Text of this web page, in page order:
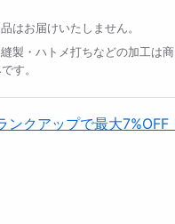
はお届けいたしません。
製・ハトメ打ちなどの加工は商
す。